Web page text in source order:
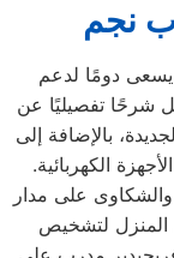
نجم
يسعى دومًا لدعم
شرحًا تفصيليًا عن
بالإضافة إلى
الكهربائية.
والشكاوى على مدار
المنزل لتشخيص